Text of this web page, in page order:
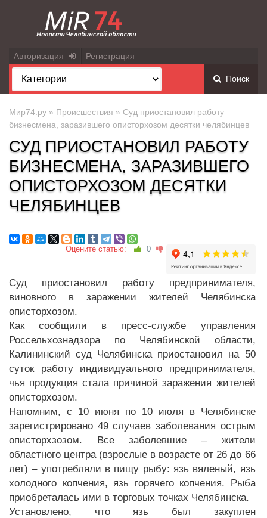
Авторизация Регистрация
Поиск
Мир74.ру » Происшествия » Суд приостановил работу
бизнесмена, заразившего описторхозом десятки челябинцев
СУД ПРИОСТАНОВИЛ РАБОТУ
БИЗНЕСМЕНА, ЗАРАЗИВШЕГО
ОПИСТОРХОЗОМ ДЕСЯТКИ
ЧЕЛЯБИНЦЕВ
Оцените статью: 0
Суд приостановил работу предпринимателя,
виновного в заражении жителей Челябинска
описторхозом.
Как сообщили в пресс-службе управления
Россельхознадзора по Челябинской области,
Калининский суд Челябинска приостановил на 50
суток работу индивидуального предпринимателя,
чья продукция стала причиной заражения жителей
описторхозом.
Напомним, с 10 июня по 10 июля в Челябинске
зарегистрировано 49 случаев заболевания острым
описторхзозом. Все заболевшие – жители
областного центра (взрослые в возрасте от 26 до 66
лет) – употребляли в пищу рыбу: язь вяленый, язь
холодного копчения, язь горячего копчения. Рыба
приобреталась ими в торговых точках Челябинска.
Установлено, что язь был закуплен